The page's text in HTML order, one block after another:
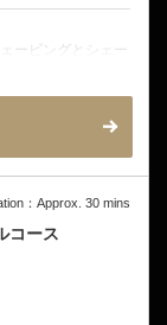
ービングとシェー
プのフェイスパッ
：Approx. 30 mins
コース